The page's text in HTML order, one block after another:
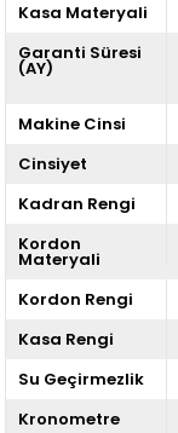
Kasa Materyali
Garanti Süresi
(AY)
Makine Cinsi
Cinsiyet
Kadran Rengi
Kordon
Materyali
Kordon Rengi
Kasa Rengi
Su Geçirmezlik
Kronometre